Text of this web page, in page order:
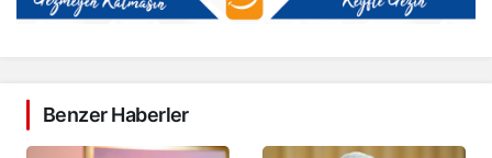
Benzer Haberler